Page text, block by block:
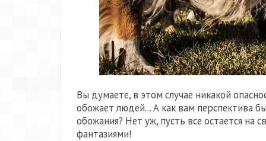
Вы думаете, в этом случае никакой
обожает людей... А как вам перспектива
обожания? Нет уж, пусть все остается на
фантазиями!